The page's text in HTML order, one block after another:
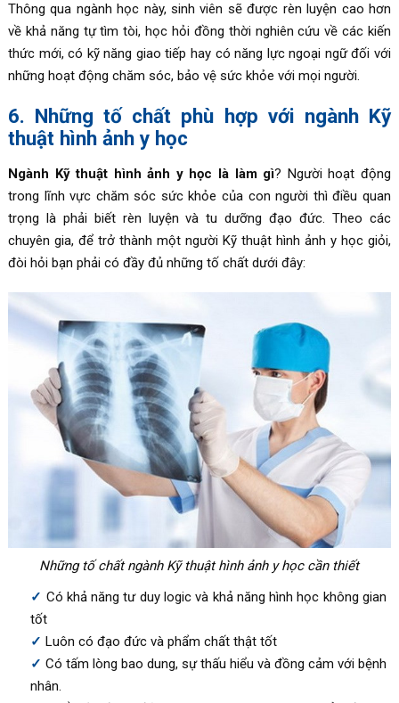
Thông qua ngành học này, sinh viên sẽ được rèn luyện cao hơn
về khả năng tự tìm tòi, học hỏi đồng thời nghiên cứu về các kiến
thức mới, có kỹ năng giao tiếp hay có năng lực ngoại ngữ đối với
những hoạt động chăm sóc, bảo vệ sức khỏe với mọi người.
6. Những tố chất phù hợp với ngành Kỹ
thuật hình ảnh y học
Ngành Kỹ thuật hình ảnh y học là làm gì? Người hoạt động
trong lĩnh vực chăm sóc sức khỏe của con người thì điều quan
trọng là phải biết rèn luyện và tu dưỡng đạo đức. Theo các
chuyên gia, để trở thành một người Kỹ thuật hình ảnh y học giỏi,
đòi hỏi bạn phải có đầy đủ những tố chất dưới đây:
Những tố chất ngành Kỹ thuật hình ảnh y học cần thiết
Có khả năng tư duy logic và khả năng hình học không gian
tốt
Luôn có đạo đức và phẩm chất thật tốt
Có tấm lòng bao dung, sự thấu hiểu và đồng cảm với bệnh
nhân.